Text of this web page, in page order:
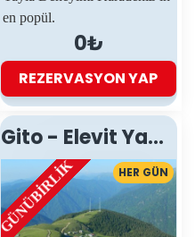
en popül.
0₺
REZERVASYON YAP
Gito - Elevit Yayla Turu
GÜNÜBIRLIK HER GÜN